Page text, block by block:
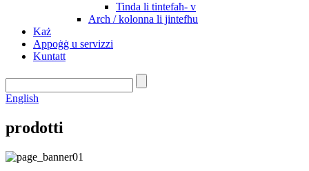
Tinda li tintefaħ- v
Arch / kolonna li jintefħu
Każ
Appoġġ u servizzi
Kuntatt
English
prodotti